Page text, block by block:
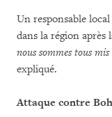
Un responsable local
dans la région après
nous sommes tous
expliqué.
Attaque contre